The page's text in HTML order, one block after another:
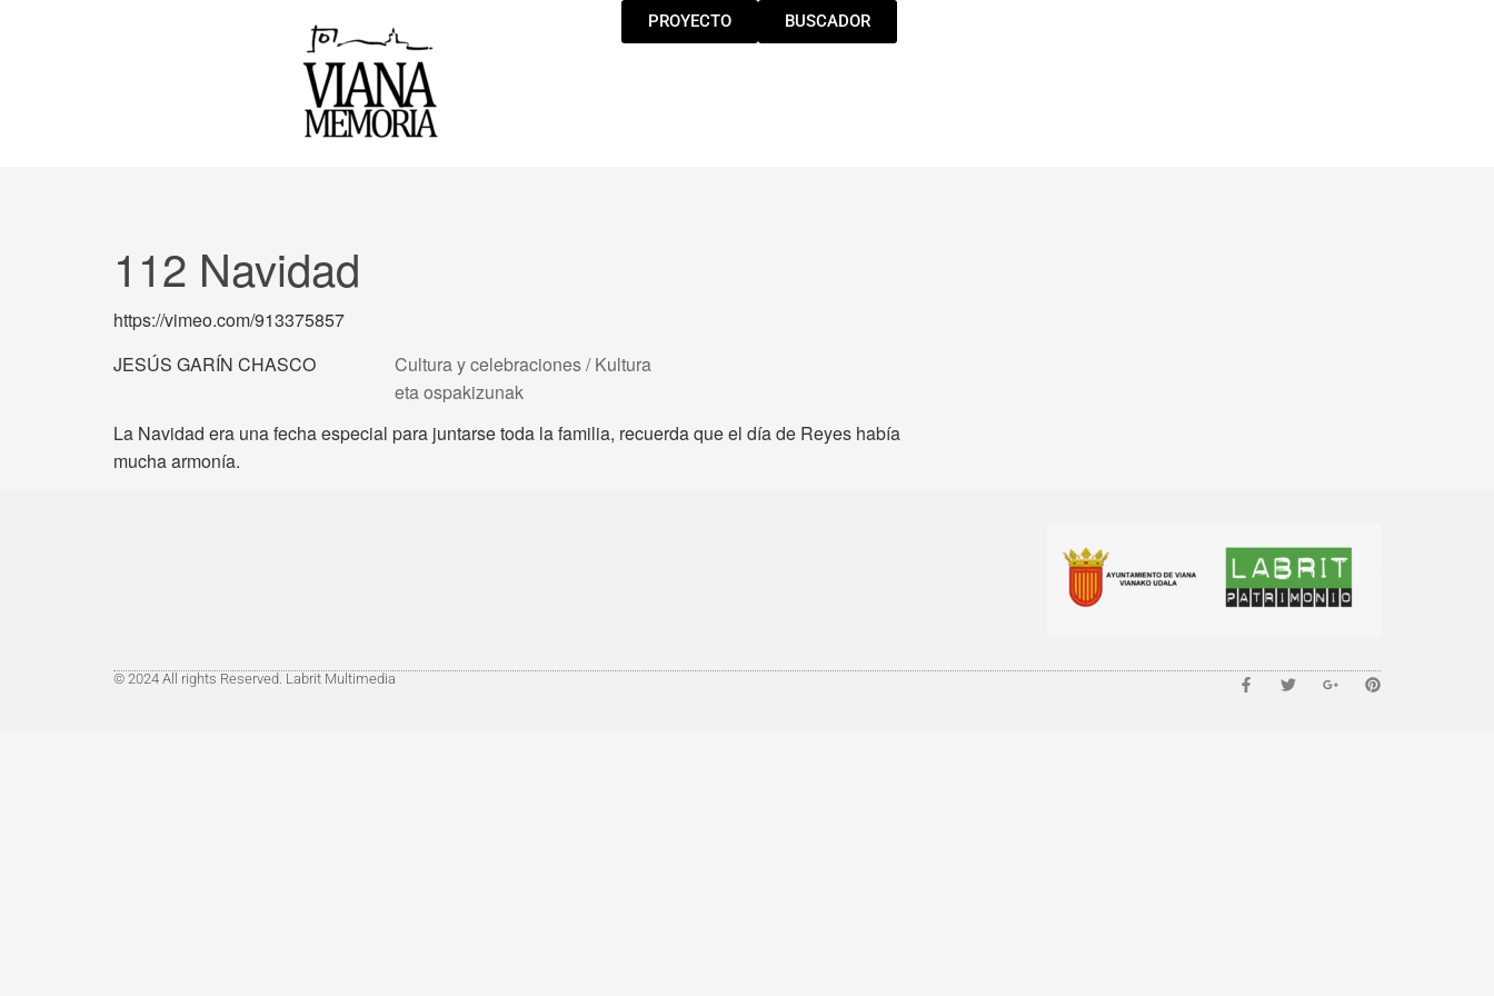
PROYECTO BUSCADOR
112 Navidad
https://vimeo.com/913375857
JESÚS GARÍN CHASCO
Cultura y celebraciones / Kultura
eta ospakizunak
La Navidad era una fecha especial para juntarse toda la familia, recuerda que el día de Reyes había
mucha armonía.
© 2024 All rights Reserved. Labrit Multimedia